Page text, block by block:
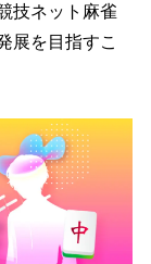
技ネット麻雀
展を目指すこ